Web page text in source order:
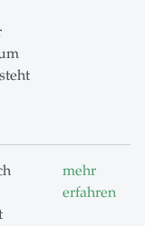
mehr
erfahren